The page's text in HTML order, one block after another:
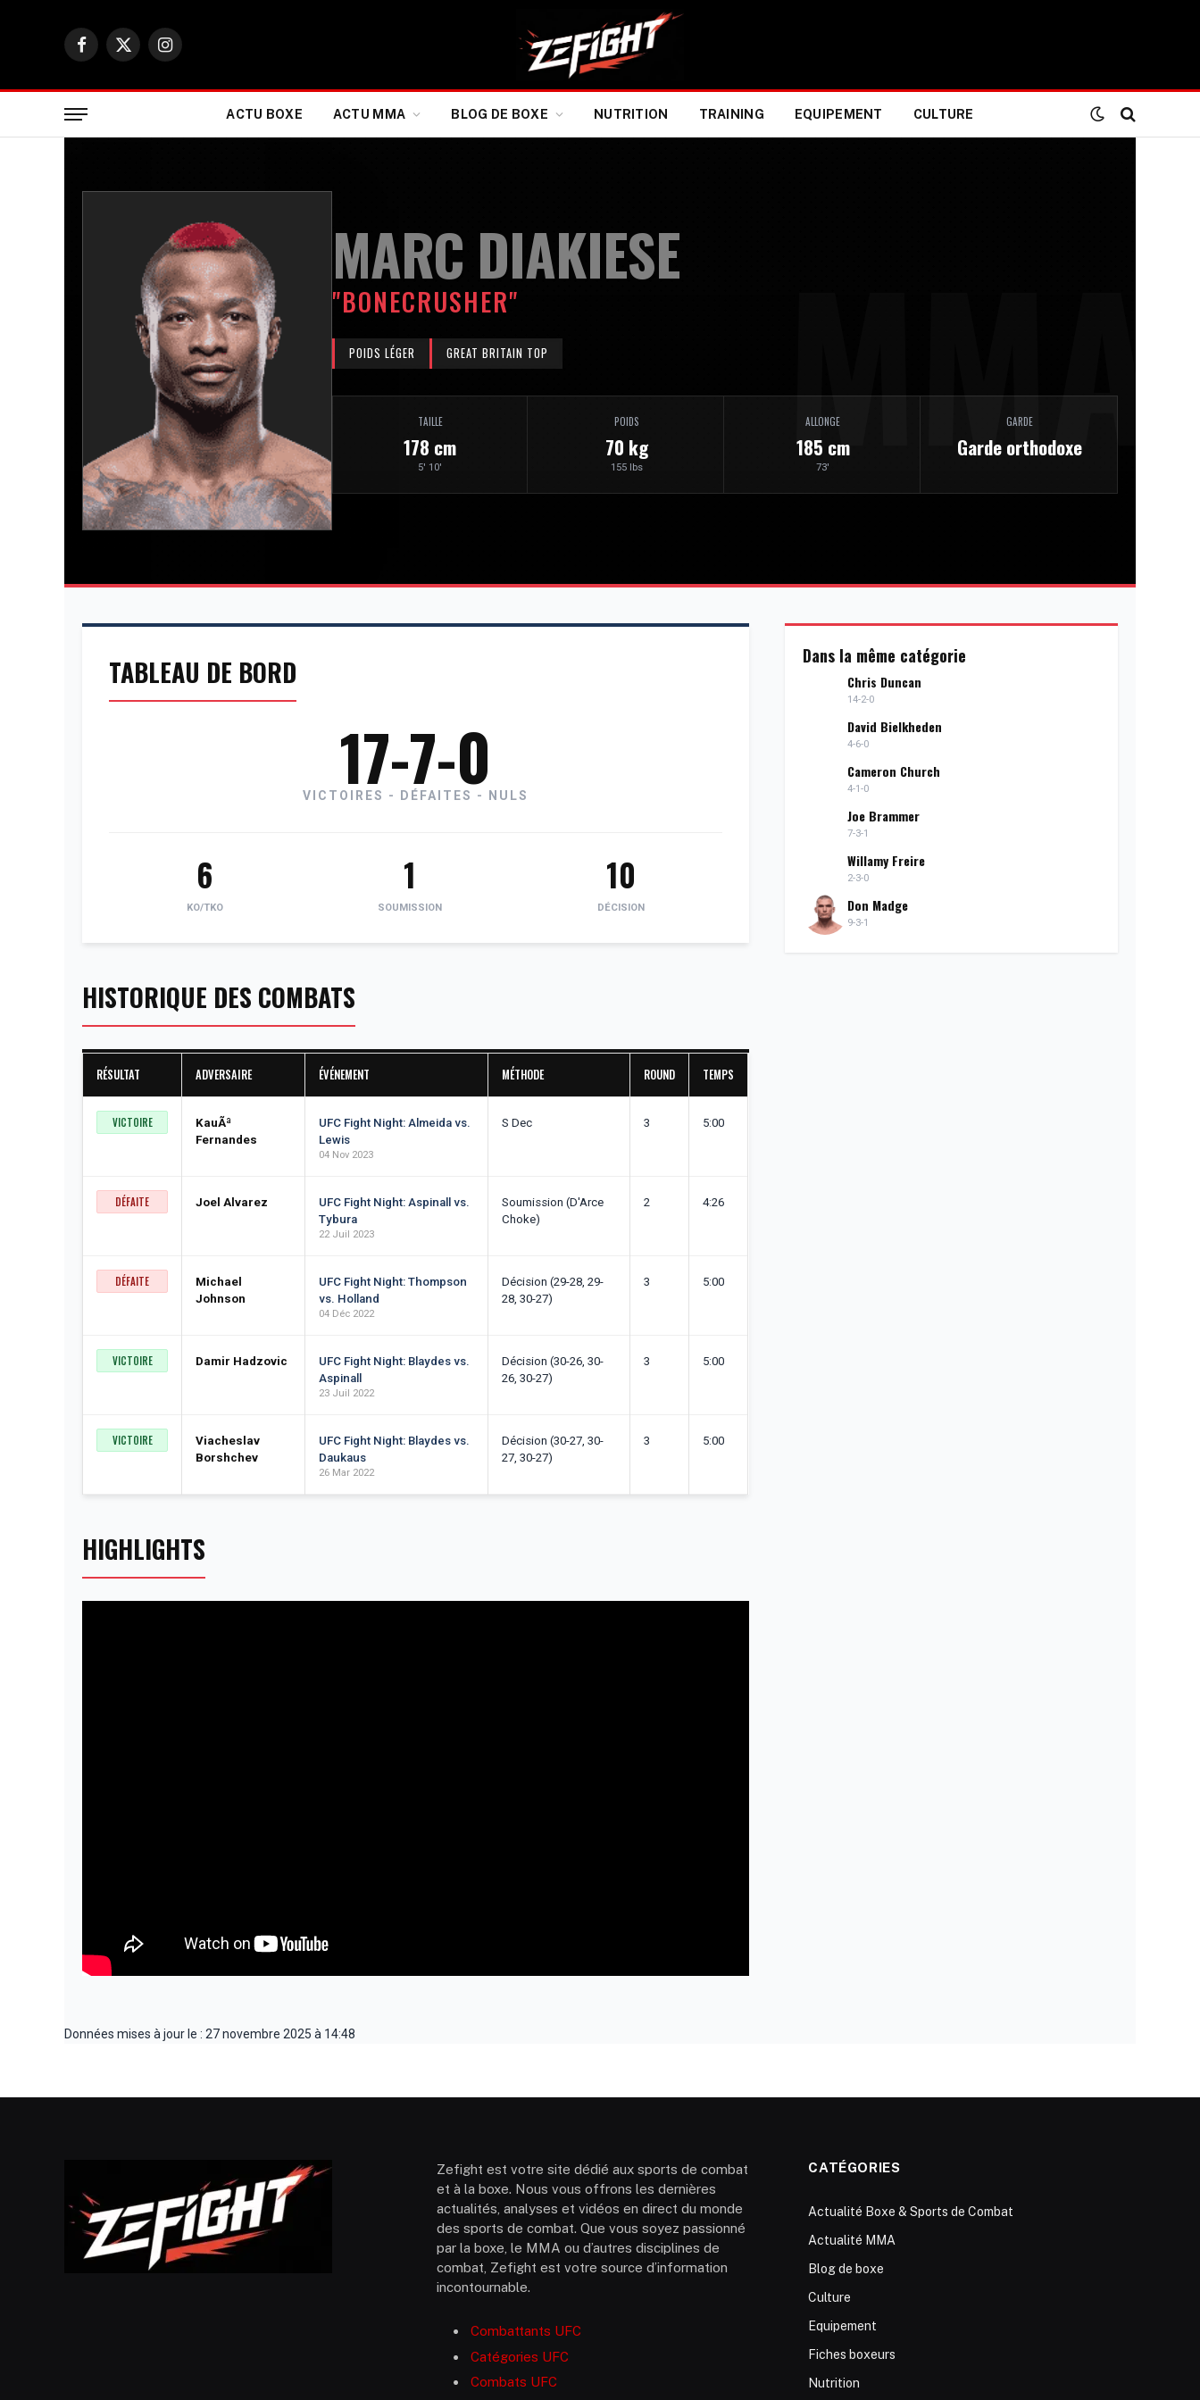
Facebook
X
Instagram
ACTU BOXE ACTU MMA BLOG DE BOXE NUTRITION TRAINING EQUIPEMENT CULTURE
MARC DIAKIESE
"BONECRUSHER"
POIDS LÉGER GREAT BRITAIN TOP
TAILLE
178 cm
5' 10'
POIDS
70 kg
155 lbs
ALLONGE
185 cm
73'
GARDE
Garde orthodoxe
TABLEAU DE BORD
17-7-0
VICTOIRES - DÉFAITES - NULS
6
KO/TKO
1
SOUMISSION
10
DÉCISION
HISTORIQUE DES COMBATS
RÉSULTAT ADVERSAIRE ÉVÉNEMENT MÉTHODE ROUND TEMPS
VICTOIRE
KauÃª
Fernandes
UFC Fight Night: Almeida vs.
Lewis
04 Nov 2023
S Dec 3 5:00
DÉFAITE Joel Alvarez
UFC Fight Night: Aspinall vs.
Tybura
22 Juil 2023
Soumission (D'Arce
Choke)
2 4:26
DÉFAITE
Michael
Johnson
UFC Fight Night: Thompson
vs. Holland
04 Déc 2022
Décision (29-28, 29-
28, 30-27)
3 5:00
VICTOIRE Damir Hadzovic
UFC Fight Night: Blaydes vs.
Aspinall
23 Juil 2022
Décision (30-26, 30-
26, 30-27)
3 5:00
VICTOIRE
Viacheslav
Borshchev
UFC Fight Night: Blaydes vs.
Daukaus
26 Mar 2022
Décision (30-27, 30-
27, 30-27)
3 5:00
HIGHLIGHTS
Dans la même catégorie
Chris Duncan
14-2-0
David Bielkheden
4-6-0
Cameron Church
4-1-0
Joe Brammer
7-3-1
Willamy Freire
2-3-0
Don Madge
9-3-1
Données mises à jour le : 27 novembre 2025 à 14:48
Zefight est votre site dédié aux sports de combat
et à la boxe. Nous vous offrons les dernières
actualités, analyses et vidéos en direct du monde
des sports de combat. Que vous soyez passionné
par la boxe, le MMA ou d’autres disciplines de
combat, Zefight est votre source d’information
incontournable.
Combattants UFC
Catégories UFC
Combats UFC
CATÉGORIES
Actualité Boxe & Sports de Combat
Actualité MMA
Blog de boxe
Culture
Equipement
Fiches boxeurs
Nutrition